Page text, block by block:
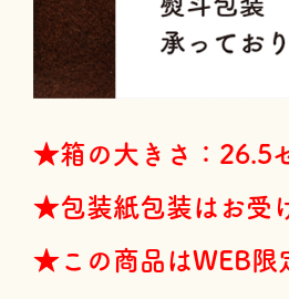
★箱の大きさ：26.5
★包装紙包装はお受
★この商品はWEB限